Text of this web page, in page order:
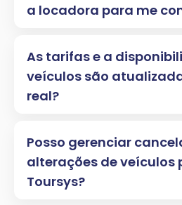
a locadora para me
As tarifas e a
veículos são
real?
Posso gerenciar
alterações de veículos
Toursys?